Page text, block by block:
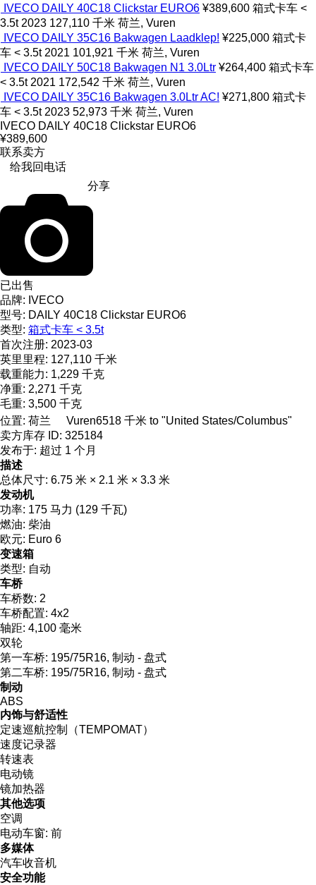
IVECO DAILY 40C18 Clickstar EURO6 ¥389,600 箱式卡车 <
3.5t 2023 127,110 千米 荷兰, Vuren
IVECO DAILY 35C16 Bakwagen Laadklep! ¥225,000 箱式卡
车 < 3.5t 2021 101,921 千米 荷兰, Vuren
IVECO DAILY 50C18 Bakwagen N1 3.0Ltr ¥264,400 箱式卡车
< 3.5t 2021 172,542 千米 荷兰, Vuren
IVECO DAILY 35C16 Bakwagen 3.0Ltr AC! ¥271,800 箱式卡
车 < 3.5t 2023 52,973 千米 荷兰, Vuren
IVECO DAILY 40C18 Clickstar EURO6
¥389,600
联系卖方
给我回电话
分享
已出售
品牌: IVECO
型号: DAILY 40C18 Clickstar EURO6
类型: 箱式卡车 < 3.5t
首次注册: 2023-03
英里里程: 127,110 千米
载重能力: 1,229 千克
净重: 2,271 千克
毛重: 3,500 千克
位置: 荷兰 Vuren6518 千米 to "United States/Columbus"
卖方库存 ID: 325184
发布于: 超过 1 个月
描述
总体尺寸: 6.75 米 × 2.1 米 × 3.3 米
发动机
功率: 175 马力 (129 千瓦)
燃油: 柴油
欧元: Euro 6
变速箱
类型: 自动
车桥
车桥数: 2
车桥配置: 4x2
轴距: 4,100 毫米
双轮
第一车桥: 195/75R16, 制动 - 盘式
第二车桥: 195/75R16, 制动 - 盘式
制动
ABS
内饰与舒适性
定速巡航控制（TEMPOMAT）
速度记录器
转速表
电动镜
镜加热器
其他选项
空调
电动车窗: 前
多媒体
汽车收音机
安全功能